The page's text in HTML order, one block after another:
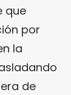
que
por
la
de